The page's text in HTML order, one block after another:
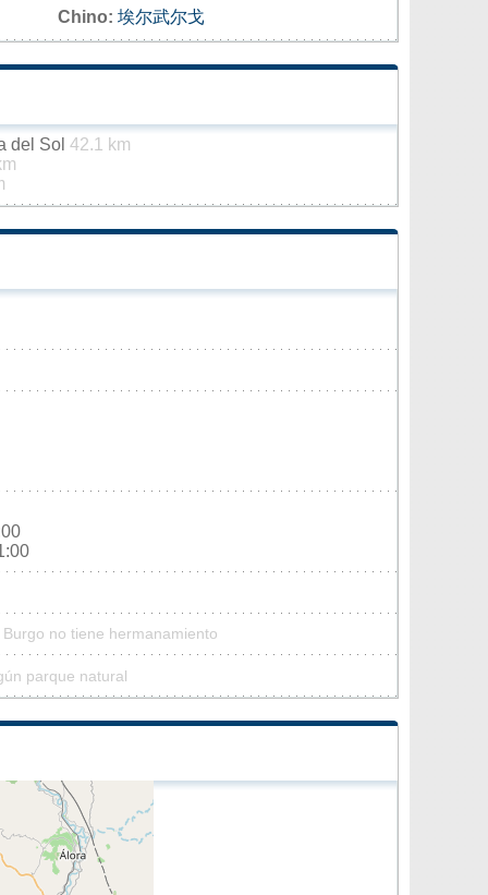
Chino: 埃尔武尔戈
del Sol 42.1 km
no tiene hermanamiento
parque natural